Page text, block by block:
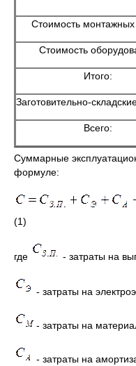
Стоимость монтажных
Стоимость
Итого:
Заготовительно-
Всего:
Суммарные
формуле:
(1)
где - затраты на
- затраты на
- затраты на
- затраты на